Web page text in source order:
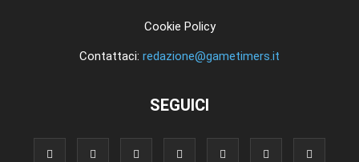
Cookie Policy
Contattaci: redazione@gametimers.it
SEGUICI